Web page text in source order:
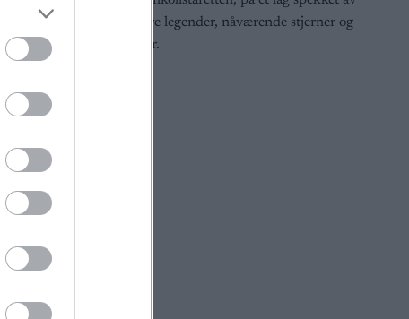
tidligere legender, nåværende stjerner og
talenter.